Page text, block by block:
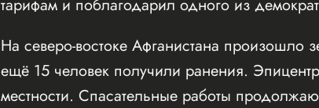
тарифам и поблагодарил одного из
На северо-востоке Афганистана произошло
ещё 15 человек получили ранения.
местности. Спасательные работы